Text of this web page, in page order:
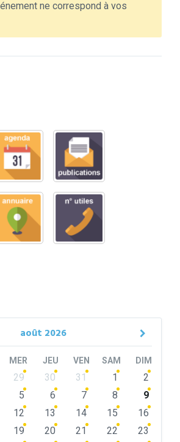
ne correspond à vos
août 2026
MER JEU VEN SAM DIM
29 30 31 1
2
5 6 7 8
9
12 13 14 15
16
19 20 21 22
23